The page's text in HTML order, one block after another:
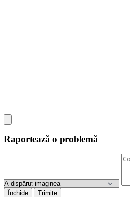
Raportează o problemă
Închide Trimite